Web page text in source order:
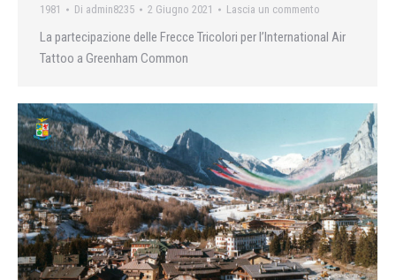
1981 Di admin8235 2 Giugno 2021 Lascia un commento
La partecipazione delle Frecce Tricolori per l’International Air
Tattoo a Greenham Common